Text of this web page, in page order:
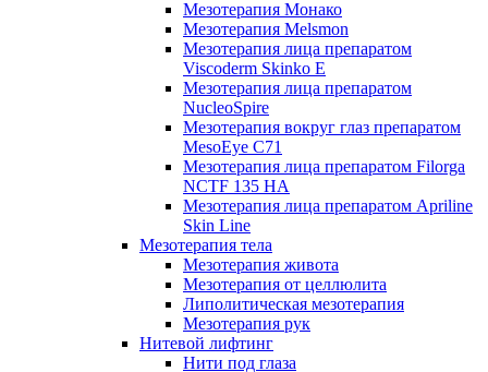
Мезотерапия Монако
Мезотерапия Melsmon
Мезотерапия лица препаратом
Viscoderm Skinko E
Мезотерапия лица препаратом
NucleoSpire
Мезотерапия вокруг глаз препаратом
MesoEye С71
Мезотерапия лица препаратом Filorga
NCTF 135 HA
Мезотерапия лица препаратом Apriline
Skin Line
Мезотерапия тела
Мезотерапия живота
Мезотерапия от целлюлита
Липолитическая мезотерапия
Мезотерапия рук
Нитевой лифтинг
Нити под глаза